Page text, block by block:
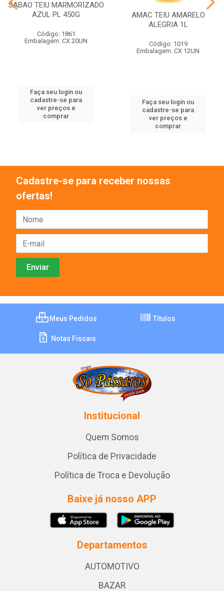
SABAO TEIU MARMORIZADO
AZUL PL 450G
Código: 1861
Embalagem: CX 20UN
Faça seu login ou
cadastre-se para
ver preços e
comprar
AMAC TEIU AMARELO
ALEGRIA 1L
Código: 1019
Embalagem: CX 12UN
Faça seu login ou
cadastre-se para
ver preços e
comprar
Cadastre-se para receber nossas
ofertas!
Meus Pedidos Títulos
Notas Fiscais
Institucional
Quem Somos
Política de Privacidade
Política de Troca e Devolução
Baixe já nosso APP
Departamentos
AUTOMOTIVO
BAZAR